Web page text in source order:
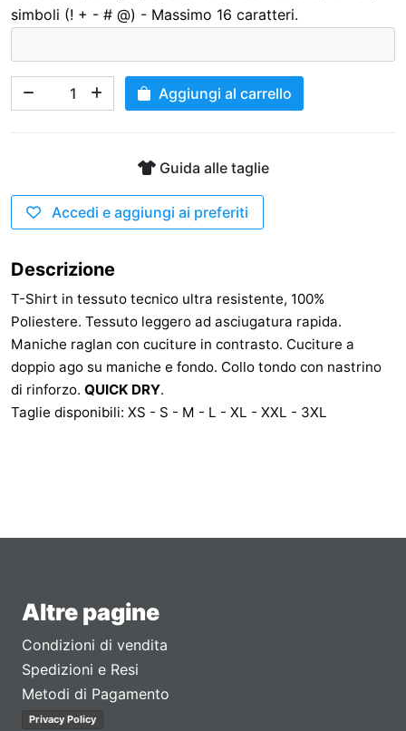
simboli (! + - # @) - Massimo 16 caratteri.
Aggiungi al carrello
Guida alle taglie
Accedi e aggiungi ai preferiti
Descrizione
T-Shirt in tessuto tecnico ultra resistente, 100%
Poliestere. Tessuto leggero ad asciugatura rapida.
Maniche raglan con cuciture in contrasto. Cuciture a
doppio ago su maniche e fondo. Collo tondo con nastrino
di rinforzo. QUICK DRY.
Taglie disponibili: XS - S - M - L - XL - XXL - 3XL
Altre pagine
Condizioni di vendita
Spedizioni e Resi
Metodi di Pagamento
Privacy Policy